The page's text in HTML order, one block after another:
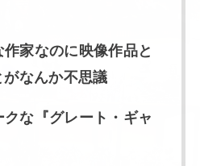
家なのに映像作品と
なんか不思議
な『グレート・ギャ